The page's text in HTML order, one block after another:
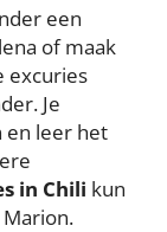
een
of maak
excuries
Je
en leer het
in Chili kun